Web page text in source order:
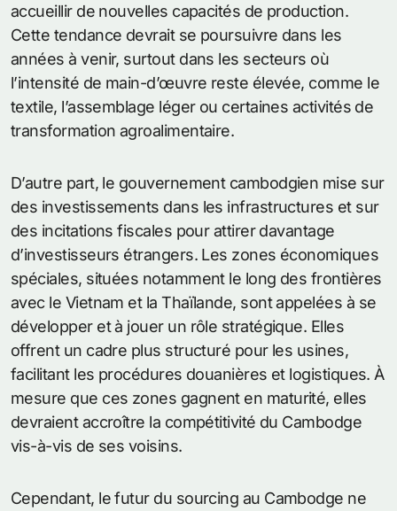
accueillir de nouvelles capacités de production.
Cette tendance devrait se poursuivre dans les
années à venir, surtout dans les secteurs où
l’intensité de main-d’œuvre reste élevée, comme le
textile, l’assemblage léger ou certaines activités de
transformation agroalimentaire.
D’autre part, le gouvernement cambodgien mise sur
des investissements dans les infrastructures et sur
des incitations fiscales pour attirer davantage
d’investisseurs étrangers. Les zones économiques
spéciales, situées notamment le long des frontières
avec le Vietnam et la Thaïlande, sont appelées à se
développer et à jouer un rôle stratégique. Elles
offrent un cadre plus structuré pour les usines,
facilitant les procédures douanières et logistiques. À
mesure que ces zones gagnent en maturité, elles
devraient accroître la compétitivité du Cambodge
vis-à-vis de ses voisins.
Cependant, le futur du sourcing au Cambodge ne